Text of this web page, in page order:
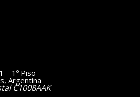
– 1º Piso
Argentina
C1008AAK